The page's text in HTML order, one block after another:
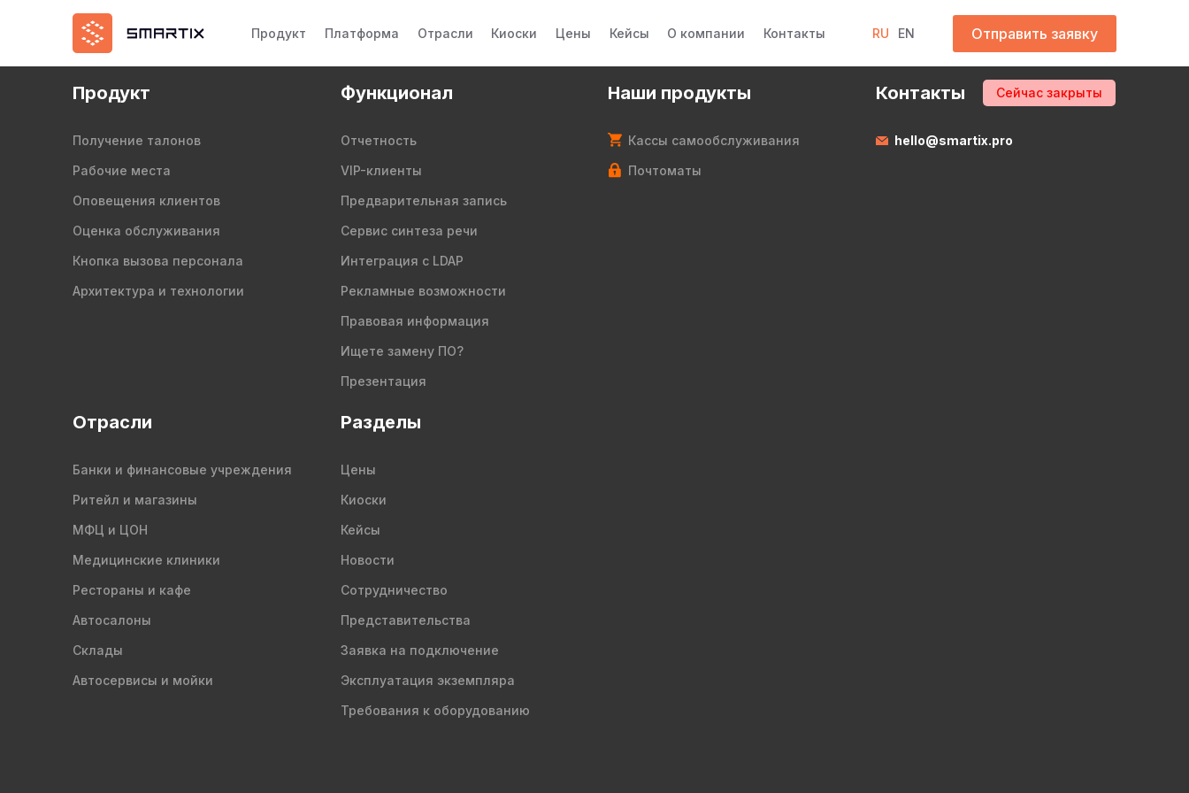
Продукт Платформа Отрасли Киоски Цены Кейсы О компании Контакты RU EN Отправить заявку
Продукт
Получение талонов
Рабочие места
Оповещения клиентов
Оценка обслуживания
Кнопка вызова персонала
Архитектура и технологии
Функционал
Отчетность
VIP-клиенты
Предварительная запись
Сервис синтеза речи
Интеграция с LDAP
Рекламные возможности
Правовая информация
Ищете замену ПО?
Презентация
Наши продукты
Кассы самообслуживания
Почтоматы
Контакты Сейчас закрыты
hello@smartix.pro
Отрасли
Банки и финансовые учреждения
Ритейл и магазины
МФЦ и ЦОН
Медицинские клиники
Рестораны и кафе
Автосалоны
Склады
Автосервисы и мойки
Разделы
Цены
Киоски
Кейсы
Новости
Сотрудничество
Представительства
Заявка на подключение
Эксплуатация экземпляра
Требования к оборудованию